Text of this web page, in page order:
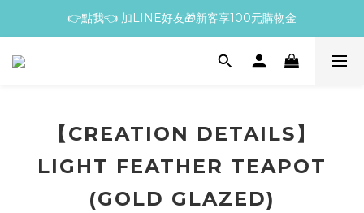
👉點我👈 加LINE好友🎁新客享100元購物金
【CREATION DETAILS】
LIGHT FEATHER TEAPOT
(GOLD GLAZED)